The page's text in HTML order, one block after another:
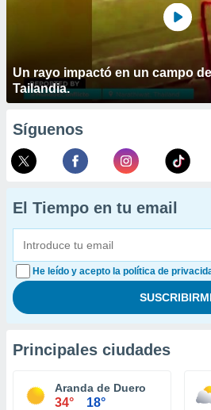
Un rayo impactó en un campo
Tailandia.
Síguenos
El Tiempo en tu email
He leído y acepto la política de
Principales ciudades
Aranda de Duero
34° 18°